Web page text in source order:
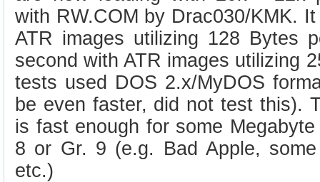
with RW.COM by Drac030/KMK.
ATR images utilizing 128 Bytes
second with ATR images utilizing
tests used DOS 2.x/MyDOS
be even faster, did not test this).
is fast enough for some
8 or Gr. 9 (e.g. Bad Apple,
etc.)